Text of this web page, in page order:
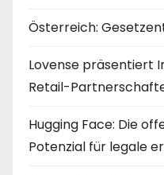
Österreich:
Lovense präsentiert
Retail-
Hugging Face: Die
Potenzial für legale